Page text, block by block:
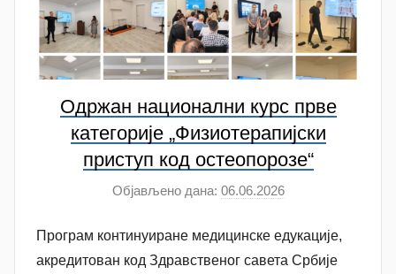
Одржан национални курс прве
категорије „Физиотерапијски
приступ код остеопорозе“
Објављено дана: 06.06.2026а
т
о
Програм континуиране медицинске едукације,
акредитован код Здравственог савета Србије